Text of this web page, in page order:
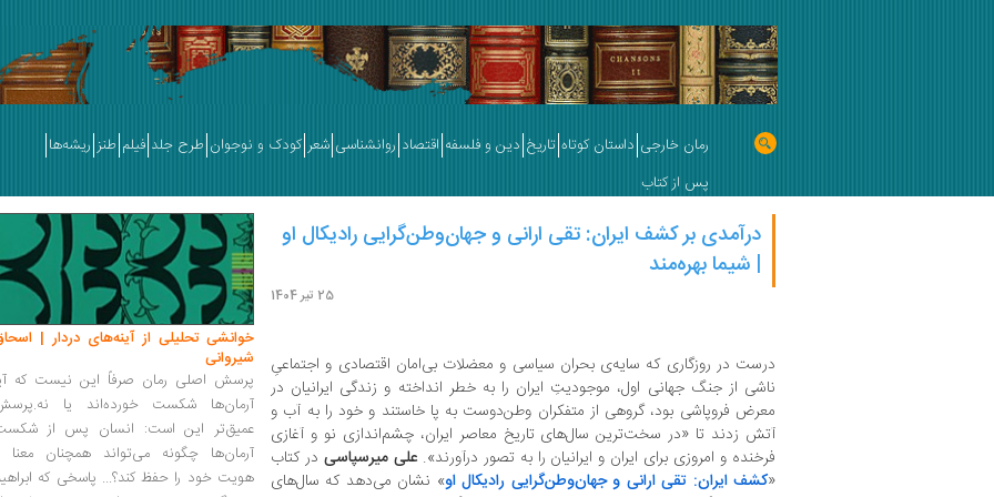
رمان خارجی داستان کوتاه تاریخ دین و فلسفه اقتصاد روانشناسی شعر کودک و نوجوان طرح جلد فیلم طنز ریشه‌ها
پس از کتاب
درآمدی بر کشف ایران: تقی ارانی و جهان‌وطن‌گرایی رادیکال او
| شیما بهره‌مند
25 تیر 1404
درست در روزگاری که سایه‌‎ی بحران سیاسی و معضلات بی‌امان اقتصادی و اجتماعیِ
ناشی از جنگ جهانی اول، موجودیتِ ایران را به خطر انداخته و زندگی ایرانیان در
معرض فروپاشی بود، گروهی از متفکران وطن‌دوست به پا خاستند و خود را به آب و
آتش زدند تا «در سخت‌ترین سال‌های تاریخ معاصر ایران، چشم‌اندازی نو و آغازی
فرخنده و امروزی برای ایران و ایرانیان را به تصور درآورند».علی میرسپاسی در کتاب
«کشف ایران: تقی ارانی و جهان‌وطن‌گرایی رادیکال او» نشان می‌دهد که سال‌های
خوانشی تحلیلی از آینه‌های دردار |
شیروانی
پرسش اصلی رمان صرفاً این نیست که
آرمان‌ها شکست خورده‌اند یا
عمیق‌تر این است: انسان پس از
آرمان‌ها چگونه می‌تواند همچنان معنا
هویت خود را حفظ کند؟... پاسخی که